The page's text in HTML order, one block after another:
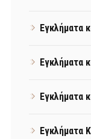
Εγκλήματα
Εγκλήματα
Εγκλήματα
Εγκλήματα